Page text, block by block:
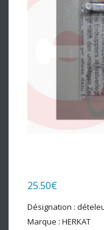
25.50€
Désignation :
Marque : HERKAT